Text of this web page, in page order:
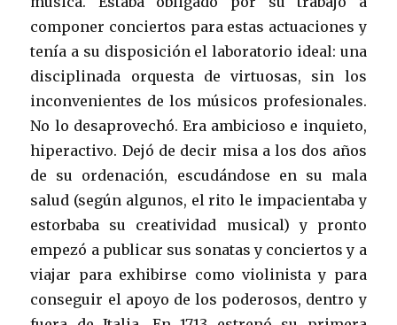
componer conciertos para estas actuaciones y
tenía a su disposición el laboratorio ideal: una
disciplinada orquesta de virtuosas, sin los
inconvenientes de los músicos profesionales.
No lo desaprovechó. Era ambicioso e inquieto,
hiperactivo. Dejó de decir misa a los dos años
de su ordenación, escudándose en su mala
salud (según algunos, el rito le impacientaba y
estorbaba su creatividad musical) y pronto
empezó a publicar sus sonatas y conciertos y a
viajar para exhibirse como violinista y para
conseguir el apoyo de los poderosos, dentro y